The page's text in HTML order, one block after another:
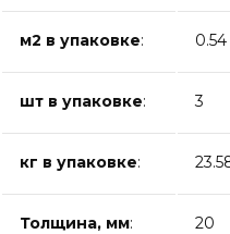
м2 в упаковке: 0.54
шт в упаковке: 3
кг в упаковке:
Толщина, мм: 20